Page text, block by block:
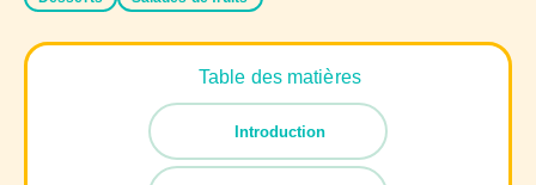
Table des matières
Introduction